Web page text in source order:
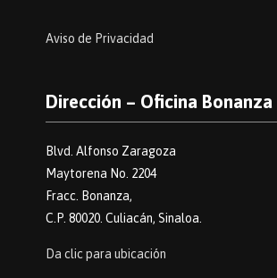
Aviso de Privacidad
Dirección – Oficina Bonanza
Blvd. Alfonso Zaragoza
Maytorena No. 2204
Fracc. Bonanza,
C.P. 80020. Culiacán, Sinaloa.
Da clic para ubicación